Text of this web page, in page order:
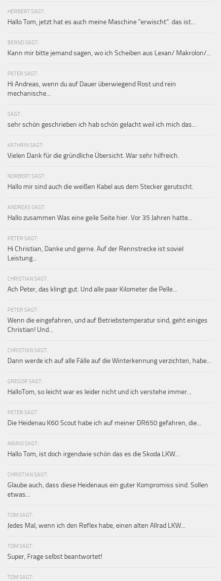
HERBERT SAGT:
Hallo Tom, jetzt hat es auch meine Maschine "erwischt". das ist...
BERND SAGT:
Kann mir bitte jemand sagen, wo ich Scheiben aus Lexan/ Makrolon/...
PETER SAGT:
Hi Andreas, wenn du auf Dauer überwiegend Rost und rein
mechanische...
SAGT:
sehr schön geschrieben ich hab schön gelacht weil ich mich das...
KATHRIN SAGT:
Vielen Dank für die gründliche Übersicht. War sehr hilfreich.
NORBERT SAGT:
Hallo mir sind auch die weißen Kabel aus dem Stecker gerutscht.
ANDREAS SAGT:
Hallo zusammen Was eine geile Seite hier. Vor 35 Jahren hatte...
PETER SAGT:
Hi Christian, Danke und gerne. Auf der Rennstrecke ist soviel
Leistung...
CHRISTIAN SAGT:
Ach Peter, das klingt gut. Und alle paar Kilometer die Pelle...
PETER SAGT:
Wenn die eingefahren, und auf Betriebstemperatur sind, geht einiges
Christian! Und...
CHRISTIAN SAGT:
Dann werde ich auf alle Fälle auf die Winterkennung verzichten, habe...
GREGOR SAGT:
HalloTom, so leicht war es leider nicht und ich verstehe immer...
PETER SAGT:
Die Heidenau K60 Scout habe ich auf meiner DR650 gefahren, die...
MARIO SAGT:
Hallo Tom, ist doch irgendwie schön das es die Skoda LKW...
CHRISTIAN SAGT:
Glaube auch, dass diese Heidenaus ein guter Kompromiss sind. Sollen
etwas...
TOM SAGT:
Jedes Mal, wenn ich den Reflex habe, einen alten Allrad LKW...
TOM SAGT:
Super, Frage selbst beantwortet!
TOM SAGT: